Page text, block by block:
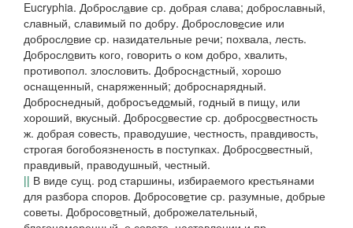
Eucryphia. Доброславие ср. добрая слава; доброславный,
славный, славимый по добру. Добрословесие или
добрословие ср. назидательные речи; похвала, лесть.
Добрословить кого, говорить о ком добро, хвалить,
противопол. злословить. Доброснастный, хорошо
оснащенный, снаряженный; доброснарядный.
Доброснедный, добросъедомый, годный в пищу, или
хороший, вкусный. Добросовестие ср. добросовестность
ж. добрая совесть, праводушие, честность, правдивость,
строгая богобоязненость в поступках. Добросовестный,
правдивый, праводушный, честный.
|| В виде сущ. род старшины, избираемого крестьянами
для разбора споров. Добросоветие ср. разумные, добрые
советы. Добросоветный, доброжелательный,